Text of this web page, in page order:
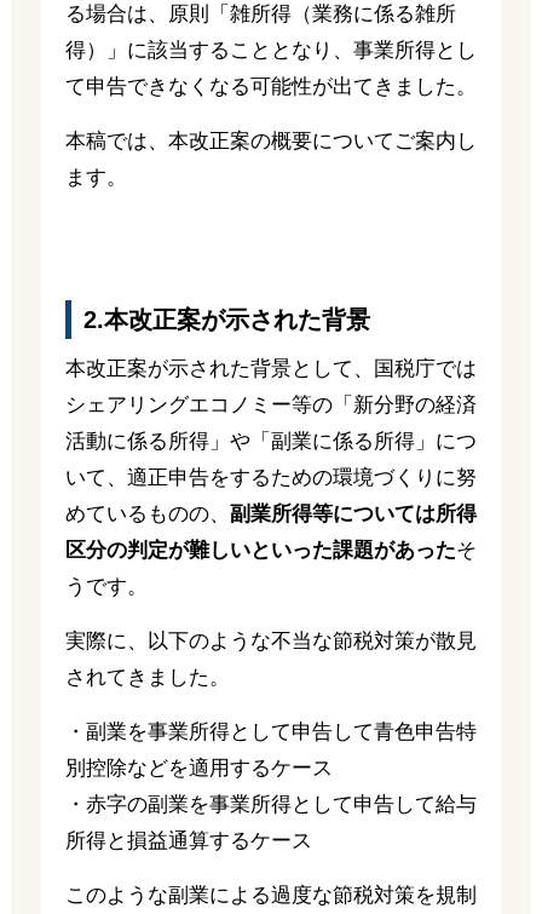
る場合は、原則「雑所得（業務に係る雑所
得）」に該当することとなり、事業所得とし
て申告できなくなる可能性が出てきました。
本稿では、本改正案の概要についてご案内し
ます。
2.本改正案が示された背景
本改正案が示された背景として、国税庁では
シェアリングエコノミー等の「新分野の経済
活動に係る所得」や「副業に係る所得」につ
いて、適正申告をするための環境づくりに努
めているものの、 副業所得等については所得
区分の判定が難しいといった課題があったそ
うです。
実際に、以下のような不当な節税対策が散見
されてきました。
・副業を事業所得として申告して青色申告特
別控除などを適用するケース
・赤字の副業を事業所得として申告して給与
所得と損益通算するケース
このような副業による過度な節税対策を規制